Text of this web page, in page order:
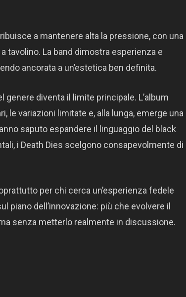
a mantenere alta la pressione, con una
tavolino. La band dimostra esperienza e
ancorata a un’estetica ben definita.
diventa il limite principale. L’album
le variazioni limitate e, alla lunga, emerge una
saputo espandere il linguaggio del black
i Death Dies scelgono consapevolmente di
per chi cerca un’esperienza fedele
piano dell’innovazione: più che evolvere il
senza metterlo realmente in discussione.